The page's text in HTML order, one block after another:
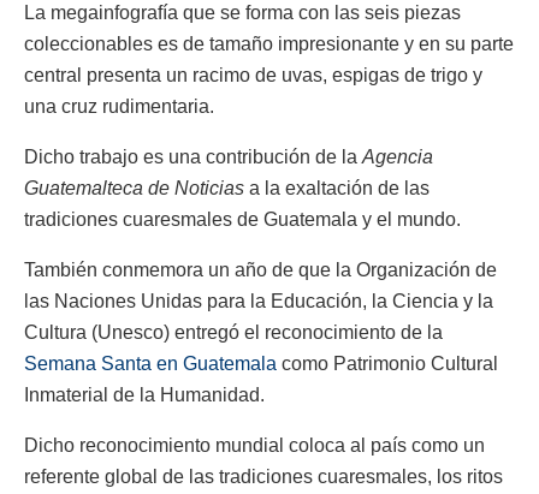
La megainfografía que se forma con las seis piezas
coleccionables es de tamaño impresionante y en su parte
central presenta un racimo de uvas, espigas de trigo y
una cruz rudimentaria.
Dicho trabajo es una contribución de la Agencia
Guatemalteca de Noticias a la exaltación de las
tradiciones cuaresmales de Guatemala y el mundo.
También conmemora un año de que la Organización de
las Naciones Unidas para la Educación, la Ciencia y la
Cultura (Unesco) entregó el reconocimiento de la
Semana Santa en Guatemala como Patrimonio Cultural
Inmaterial de la Humanidad.
Dicho reconocimiento mundial coloca al país como un
referente global de las tradiciones cuaresmales, los ritos